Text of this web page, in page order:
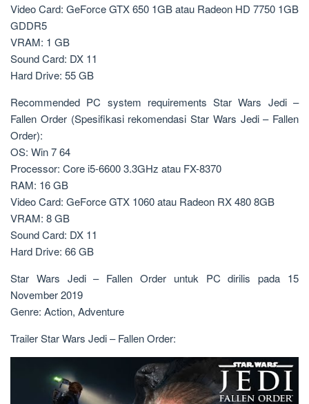
Video Card: GeForce GTX 650 1GB atau Radeon HD 7750 1GB
GDDR5
VRAM: 1 GB
Sound Card: DX 11
Hard Drive: 55 GB
Recommended PC system requirements Star Wars Jedi –
Fallen Order (Spesifikasi rekomendasi Star Wars Jedi – Fallen
Order):
OS: Win 7 64
Processor: Core i5-6600 3.3GHz atau FX-8370
RAM: 16 GB
Video Card: GeForce GTX 1060 atau Radeon RX 480 8GB
VRAM: 8 GB
Sound Card: DX 11
Hard Drive: 66 GB
Star Wars Jedi – Fallen Order untuk PC dirilis pada 15
November 2019
Genre: Action, Adventure
Trailer Star Wars Jedi – Fallen Order: